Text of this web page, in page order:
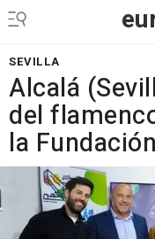
SEVILLA
Alcalá
del
la